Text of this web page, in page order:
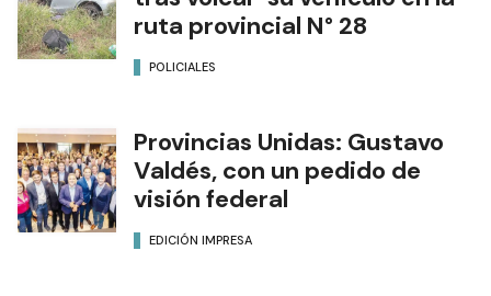
ruta provincial N° 28
POLICIALES
Provincias Unidas: Gustavo
Valdés, con un pedido de
visión federal
EDICIÓN IMPRESA